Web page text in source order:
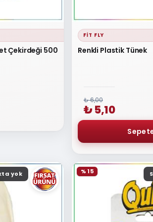
Çekirdeği 500
FIT FLY
Renkli Plastik Tünek
₺ 6,00
₺ 5,10
yok % 15